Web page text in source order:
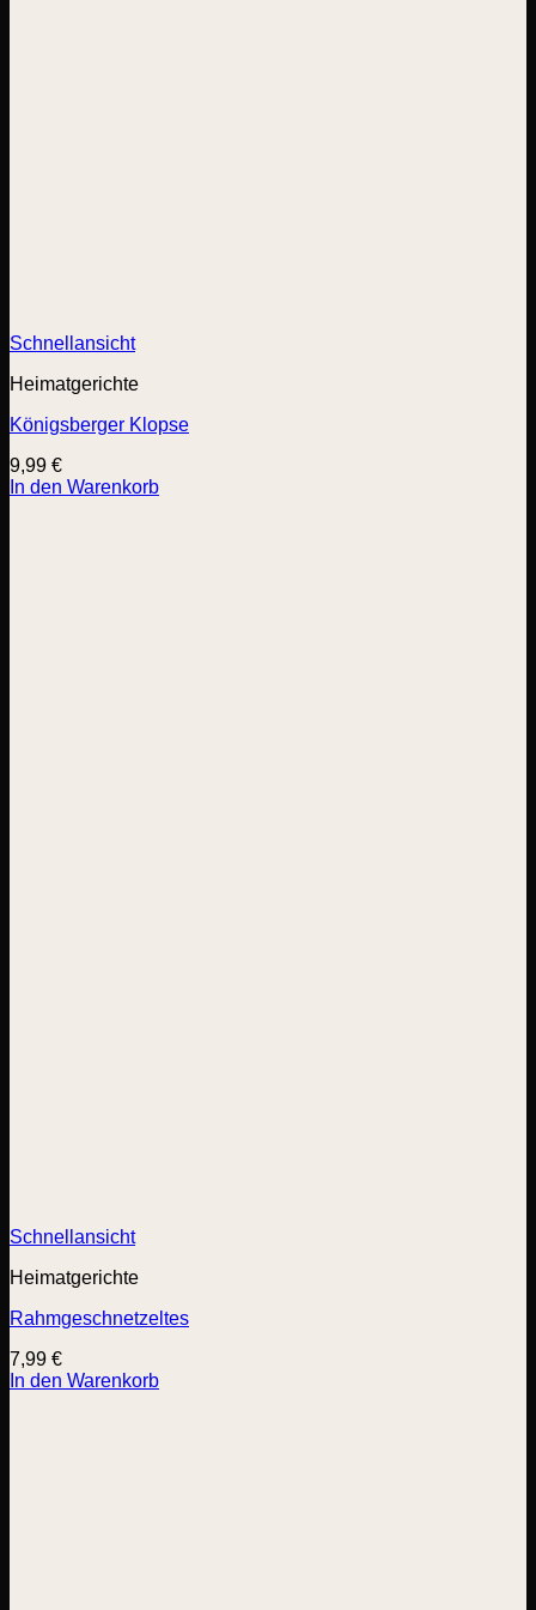
Schnellansicht
Heimatgerichte
Königsberger Klopse
9,99 €
In den Warenkorb
Schnellansicht
Heimatgerichte
Rahmgeschnetzeltes
7,99 €
In den Warenkorb